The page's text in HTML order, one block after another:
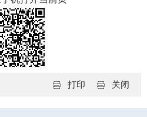
关闭
打印